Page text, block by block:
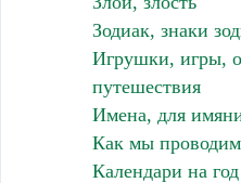
Зодиак, знаки
Игрушки, игры,
путешествия
Имена, для
Как мы
Календари на год